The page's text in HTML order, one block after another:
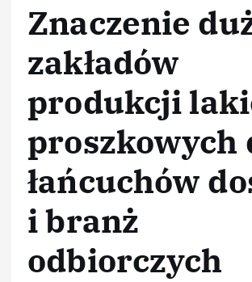
Znaczenie
zakładów
produkcji
proszkowych
łańcuchów
i branż
odbiorczych